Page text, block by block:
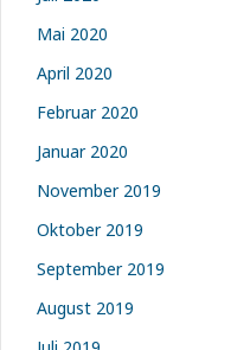
Mai 2020
April 2020
Februar 2020
Januar 2020
November 2019
Oktober 2019
September 2019
August 2019